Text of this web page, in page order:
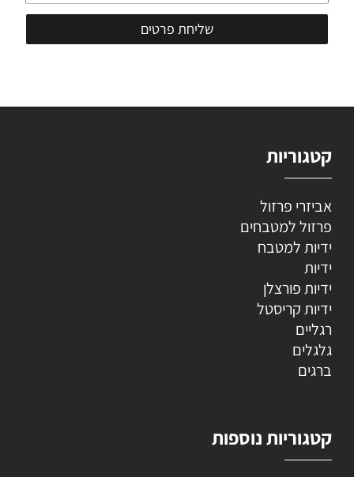
קטגוריות
אביזרי פרזול
פרזול למטבחים
ידיות למטבח
ידיות
ידיות פורצלן
ידיות קריסטל
רגליים
גלגלים
ברגים
קטגוריות נוספות